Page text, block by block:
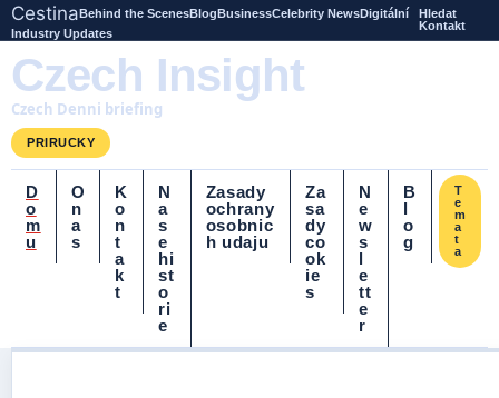
CestinaBehind the ScenesBlogBusinessCelebrity NewsDigitální
Industry Updates
Hledat
Kontakt
Czech Insight
Czech Denni briefing
PRIRUCKY
D
o
m
u
O
n
a
s
K
o
n
t
a
k
t
N
a
s
e
hi
st
o
ri
e
Zasady
ochrany
osobnic
h udaju
Za
sa
dy
co
ok
ie
s
N
e
w
s
l
e
tt
e
r
B
l
o
g
T
e
m
a
t
a